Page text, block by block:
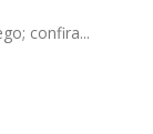
confira...